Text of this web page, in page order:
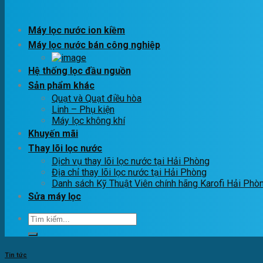
Máy lọc nước ion kiềm
Máy lọc nước bán công nghiệp
Hệ thống lọc đầu nguồn
Sản phẩm khác
Quạt và Quạt điều hòa
Linh – Phụ kiện
Máy lọc không khí
Khuyến mãi
Thay lõi lọc nước
Dịch vụ thay lõi lọc nước tại Hải Phòng
Địa chỉ thay lõi lọc nước tại Hải Phòng
Danh sách Kỹ Thuật Viên chính hãng Karofi Hải
Sửa máy lọc
Tìm
kiếm:
Tin tức